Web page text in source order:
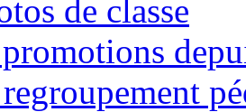
de classe